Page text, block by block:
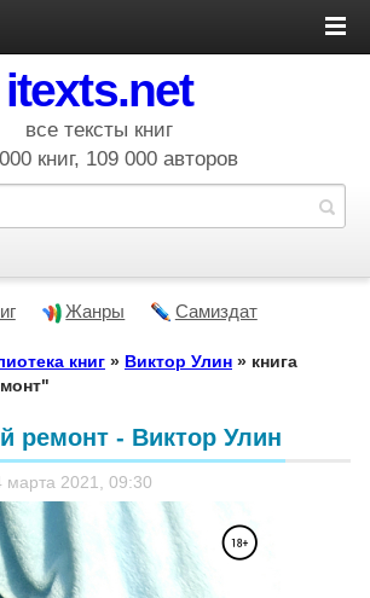
itexts.net
все тексты книг
книг, 109 000 авторов
Жанры Самиздат
книг » Виктор Улин » книга
ремонт - Виктор Улин
марта 2021, 09:30